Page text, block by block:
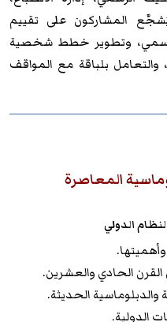
المشاركون على تقييم
وتطوير خطط شخصية
والتعامل بلباقة مع المواقف
المعاصرة
الدولي
الحادي والعشرين.
والدبلوماسية الحديثة.
الدولية.